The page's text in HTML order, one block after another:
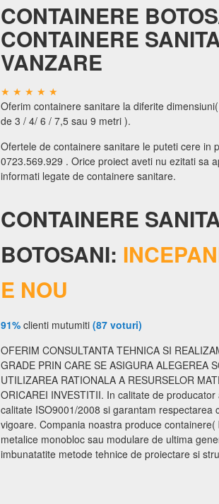
CONTAINERE
CONTAINERE
VANZARE
Oferim containere sanitare la diferite
de 3 / 4/ 6 / 7,5 sau 9 metri ).
Ofertele de containere sanitare le puteti cere in
0723.569.929 . Orice proiect aveti nu ezitati sa
informati legate de containere sanitare.
CONTAINERE
BOTOSANI:
E NOU
91% clienti mutumiti (87 voturi)
OFERIM CONSULTANTA TEHNICA SI
GRADE PRIN CARE SE ASIGURA ALEGEREA
UTILIZAREA RATIONALA A RESURSELOR
ORICAREI INVESTITII. In calitate de
calitate ISO9001/2008 si garantam respectarea
vigoare. Compania noastra produce
metalice monobloc sau modulare de ultima
imbunatatite metode tehnice de proiectare si